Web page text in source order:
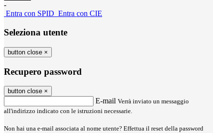
-
Entra con SPID Entra con CIE
Seleziona utente
button close ×
Recupero password
button close ×
E-mail Verrà inviato un messaggio
all'indirizzo indicato con le istruzioni necessarie.
Non hai una e-mail associata al nome utente? Effettua il reset della password